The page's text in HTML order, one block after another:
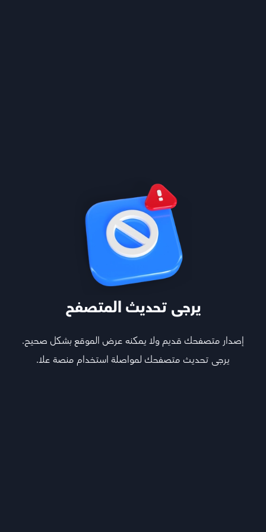
يرجى تحديث المتصفح
إصدار متصفحك قديم ولا يمكنه عرض الموقع بشكل صحيح.
يرجى تحديث متصفحك لمواصلة استخدام منصة علا.